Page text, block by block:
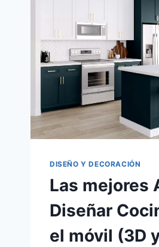
SIRVE
LA
PLATAFORMA
MÁS
GRANDE
DE
DECORACIÓN
DISEÑO Y DECORACIÓN
Las mejores
Diseñar
el móvil (3D